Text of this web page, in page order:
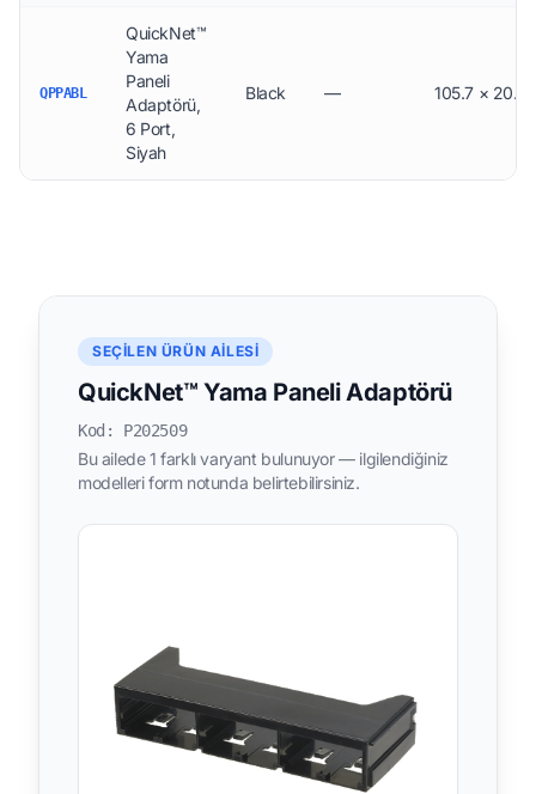
QPPABL
QuickNet™
Yama
Paneli
Adaptörü,
6 Port,
Siyah
Black — 105.7 × 20.6
SEÇILEN ÜRÜN AILESI
QuickNet™ Yama Paneli Adaptörü
Kod: P202509
Bu ailede 1 farklı varyant bulunuyor — ilgilendiğiniz
modelleri form notunda belirtebilirsiniz.